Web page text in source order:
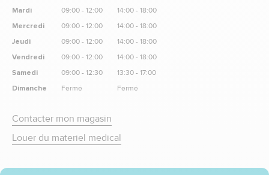
Mardi
Mercredi
Jeudi
Vendredi
Samedi
Dimanche
09:00 - 12:00
09:00 - 12:00
09:00 - 12:00
09:00 - 12:00
09:00 - 12:30
Fermé
14:00 - 18:00
14:00 - 18:00
14:00 - 18:00
14:00 - 18:00
13:30 - 17:00
Fermé
Contacter mon magasin
Louer du materiel medical